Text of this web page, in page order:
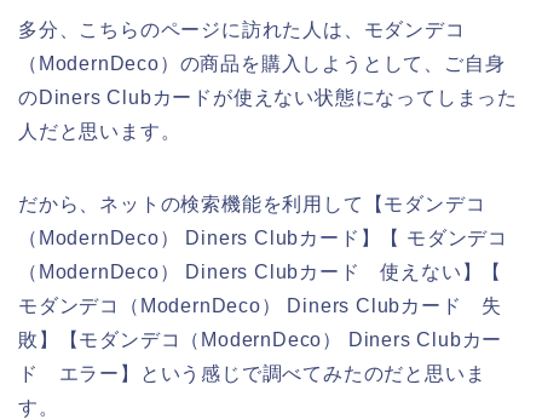
多分、こちらのページに訪れた人は、モダンデコ
（ModernDeco）の商品を購入しようとして、ご自身
のDiners Clubカードが使えない状態になってしまった
人だと思います。
だから、ネットの検索機能を利用して【モダンデコ
（ModernDeco） Diners Clubカード】【 モダンデコ
（ModernDeco） Diners Clubカード 使えない】【
モダンデコ（ModernDeco） Diners Clubカード 失
敗】【モダンデコ（ModernDeco） Diners Clubカー
ド エラー】という感じで調べてみたのだと思いま
す。